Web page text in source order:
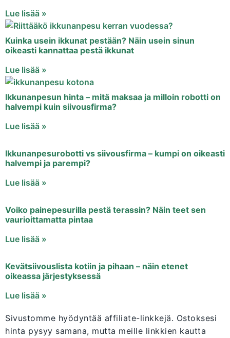
Lue lisää »
Kuinka usein ikkunat pestään? Näin usein sinun
oikeasti kannattaa pestä ikkunat
Lue lisää »
Ikkunanpesun hinta – mitä maksaa ja milloin robotti on
halvempi kuin siivousfirma?
Lue lisää »
Ikkunanpesurobotti vs siivousfirma – kumpi on oikeasti
halvempi ja parempi?
Lue lisää »
Voiko painepesurilla pestä terassin? Näin teet sen
vaurioittamatta pintaa
Lue lisää »
Kevätsiivouslista kotiin ja pihaan – näin etenet
oikeassa järjestyksessä
Lue lisää »
Sivustomme hyödyntää affiliate-linkkejä. Ostoksesi
hinta pysyy samana, mutta meille linkkien kautta